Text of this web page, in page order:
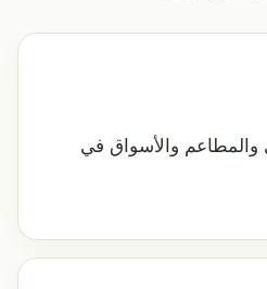
والأسواق في